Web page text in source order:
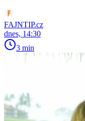
FAJNTIP.cz
dnes, 14:30
3 min